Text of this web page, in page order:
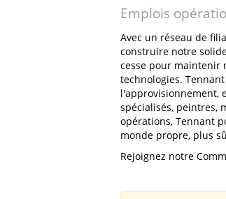
opérationnelsEmplois
Avec un réseau de
construire notre
cesse pour maintenir
technologies.
l'approvisionnement,
spécialisés, peintres,
opérations, Tennant
monde propre, plus
Rejoignez notre